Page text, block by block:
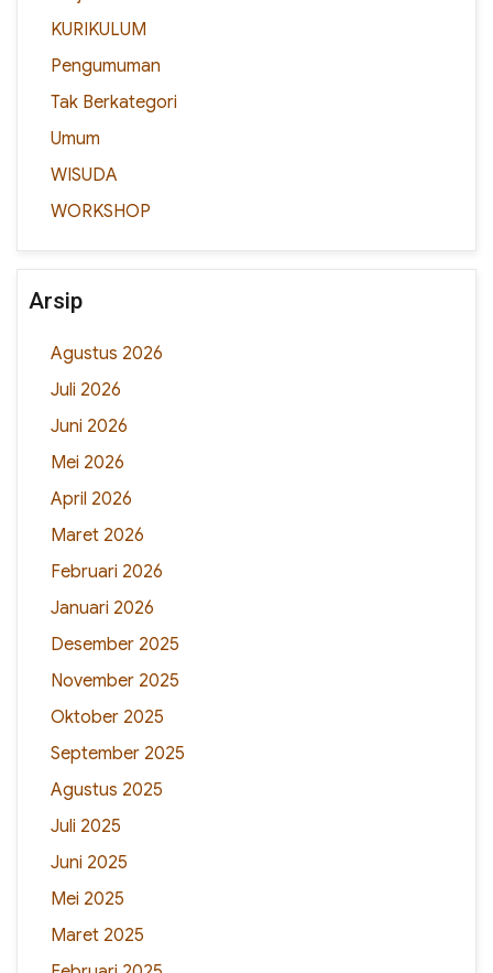
KURIKULUM
Pengumuman
Tak Berkategori
Umum
WISUDA
WORKSHOP
Arsip
Agustus 2026
Juli 2026
Juni 2026
Mei 2026
April 2026
Maret 2026
Februari 2026
Januari 2026
Desember 2025
November 2025
Oktober 2025
September 2025
Agustus 2025
Juli 2025
Juni 2025
Mei 2025
Maret 2025